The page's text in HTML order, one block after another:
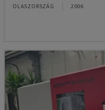
OLASZORSZÁG 2006